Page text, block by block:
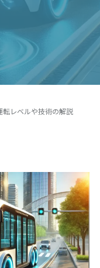
レベルや技術の解説